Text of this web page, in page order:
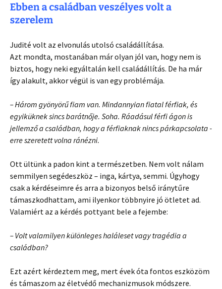
Ebben a családban veszélyes volt a
szerelem
Judité volt az elvonulás utolsó családállítása.
Azt mondta, mostanában már olyan jól van, hogy nem is
biztos, hogy neki egyáltalán kell családállítás. De ha már
így alakult, akkor végül is van egy problémája.
– Három gyönyörű fiam van. Mindannyian fiatal férfiak, és
egyiküknek sincs barátnője. Soha. Ráadásul férfi ágon is
jellemző a családban, hogy a férfiaknak nincs párkapcsolata -
erre szeretett volna ránézni.
Ott ültünk a padon kint a természetben. Nem volt nálam
semmilyen segédeszköz – inga, kártya, semmi. Úgyhogy
csak a kérdéseimre és arra a bizonyos belső iránytűre
támaszkodhattam, ami ilyenkor többnyire jó ötletet ad.
Valamiért az a kérdés pottyant bele a fejembe:
– Volt valamilyen különleges haláleset vagy tragédia a
családban?
Ezt azért kérdeztem meg, mert évek óta fontos eszközöm
és támaszom az életvédő mechanizmusok módszere.